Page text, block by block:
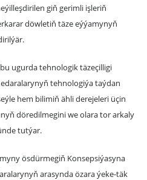
giň gerimli işleriň
döwletiň täze eýýamynyň
ugurda tehnologik täzeçilligi
tehnologiýa taýdan
hem bilimiň ähli derejeleri üçin
döredilmegini we olara tor arkaly
tutýar.
ösdürmegiň Konsepsiýasyna
arasynda özara ýeke-täk